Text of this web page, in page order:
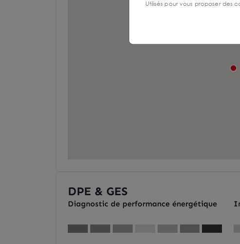
DPE & GES
Diagnostic de performance énergétique
Utilisés pour vous proposer des